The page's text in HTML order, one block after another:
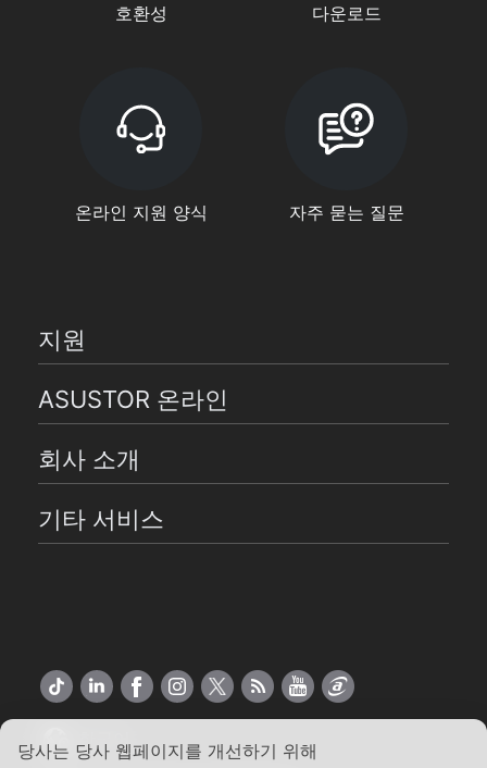
당사는 당사 웹페이지를 개선하기 위해
호환성 다운로드
온라인 지원 양식 자주 묻는 질문
지원
ASUSTOR 온라인
회사 소개
기타 서비스